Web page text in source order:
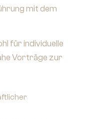
mit dem
für individuelle
Vorträge zur